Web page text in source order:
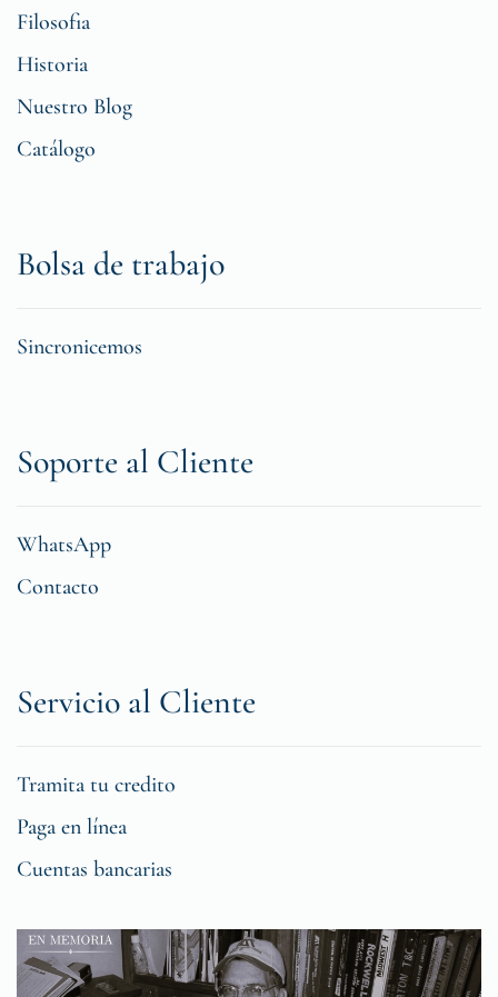
Filosofia
Historia
Nuestro Blog
Catálogo
Bolsa de trabajo
Sincronicemos
Soporte al Cliente
WhatsApp
Contacto
Servicio al Cliente
Tramita tu credito
Paga en línea
Cuentas bancarias